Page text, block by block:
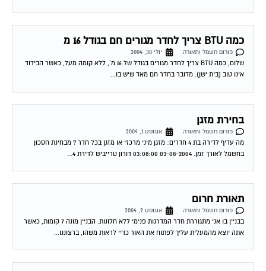
כמה BTU צריך לחדר מגורים חם בגודל 16 מ
פורום חשמל ותאורה
יולי 30, 2004
שלום, כמה BTU צריך לחדר מגורים בגודל של 16 מ´, ללא קומה מעל, כאשר הבידוד
אינו טוב (בית ישן). מדובר בחדר חם מאד שיש בו...
בחירת מזגן
פורום חשמל ותאורה
אוגוסט 1, 2004
מה עדיף לדירה בת 4 חדרים: מזגן מיני מרכזי או מזגן בכל חדר ? מבחינת חסכון
בחשמל לאורך זמן. 03-08-2004 03:08:00 דורון טרייביש לדירת 4...
תאורת חרום
פורום חשמל ותאורה
אוגוסט 2, 2004
בבניין בו אני מתגוררת חדר המדרגות פנימי ללא חלונות. הבניין מונה 7 קומות, כאשר
אתה יוצא מהמעלית עליך לפתוח את האור כדיי לראות משהו, ברצוננו...